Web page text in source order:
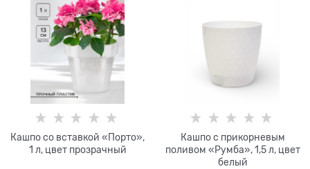
Кашпо со вставкой «Порто»,
1 л, цвет прозрачный
Кашпо с прикорневым
поливом «Румба», 1,5 л, цвет
белый